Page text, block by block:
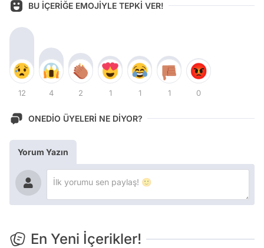
BU İÇERİĞE EMOJİYLE TEPKİ VER!
12 4 2 1 1 1 0
ONEDİO ÜYELERİ NE DİYOR?
Yorum Yazın
En Yeni İçerikler!